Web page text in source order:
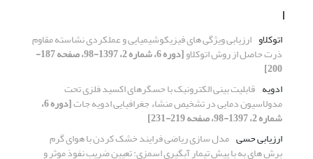
ا
اتوکلاو ارزیابی ویژگی های فیزیکوشیمیایی و عملکردی نشاسته مقاوم
ذرت حاصل از روش اتوکلاو [دوره 6، شماره 2، 1397-98، صفحه 187-
200]
ادویه قابلیت بینی الکترونیک با حسگرهای اکسید فلزی تحت
مدولاسیون دمایی در تشخیص منشاء جغرافیایی ادویه جات [دوره 6،
شماره 2، 1397-98، صفحه 219-231]
ارزیابی حسی مدل‏ سازی ریاضی فرایند خشک ‏کردن با هوای گرم
برش ‏های به با پیش‏ تیمار آبگیری اسمزی: تعیین ضریب نفوذ موثر و